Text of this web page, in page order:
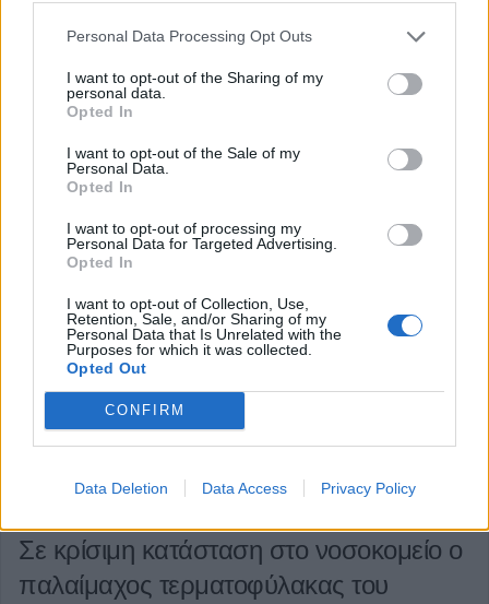
Personal Data Processing Opt Outs
I want to opt-out of the Sharing of my
personal data.
Opted In
I want to opt-out of the Sale of my
Personal Data.
Opted In
I want to opt-out of processing my
Personal Data for Targeted Advertising.
Opted In
I want to opt-out of Collection, Use,
Retention, Sale, and/or Sharing of my
Personal Data that Is Unrelated with the
Purposes for which it was collected.
Opted Out
CONFIRM
Data Deletion Data Access Privacy Policy
Απόφαση υπογραφής προγραμματικής σύμβασης με τον
Δήμο Καρδίτσας, ενέκρινε η Δημοτική Επιτροπή Αργιθέας,
προκειμένου η Τεχνική Υπηρεσία του πρώτου να
Κατηγορία Τοπική Επικαιρότητα
Σε κρίσιμη κατάσταση στο νοσοκομείο ο
παλαίμαχος τερματοφύλακας του